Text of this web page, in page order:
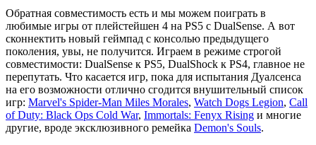
Обратная совместимость есть и мы можем поиграть в
любимые игры от плейстейшен 4 на PS5 с DualSense. А вот
сконнектить новый геймпад с консолью предыдущего
поколения, увы, не получится. Играем в режиме строгой
совместимости: DualSense к PS5, DualShock к PS4, главное не
перепутать. Что касается игр, пока для испытания Дуалсенса
на его возможности отлично сгодится внушительный список
игр: Marvel's Spider-Man Miles Morales, Watch Dogs Legion, Call
of Duty: Black Ops Cold War, Immortals: Fenyx Rising и многие
другие, вроде эксклюзивного ремейка Demon's Souls.